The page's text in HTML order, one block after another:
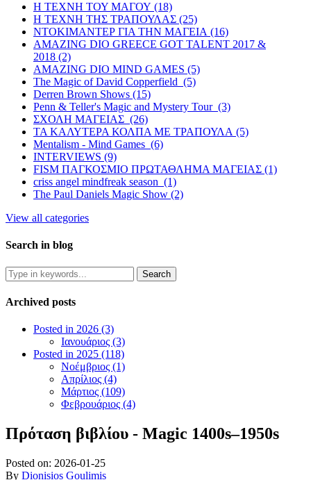
Η ΤΕΧΝΗ ΤΟΥ ΜΑΓΟΥ (18)
Η ΤΕΧΝΗ ΤΗΣ ΤΡΑΠΟΥΛΑΣ (25)
ΝΤΟΚΙΜΑΝΤΕΡ ΓΙΑ ΤΗΝ ΜΑΓΕΙΑ (16)
AMAZING DIO GREECE GOT TALENT 2017 &
2018 (2)
AMAZING DIO MIND GAMES (5)
The Magic of David Copperfield (5)
Derren Brown Shows (15)
Penn & Teller's Magic and Mystery Tour (3)
ΣΧΟΛΗ ΜΑΓΕΙΑΣ (26)
ΤΑ ΚΑΛΥΤΕΡΑ ΚΟΛΠΑ ΜΕ ΤΡΑΠΟΥΛΑ (5)
Mentalism - Mind Games (6)
INTERVIEWS (9)
FISM ΠΑΓΚΟΣΜΙΟ ΠΡΩΤΑΘΛΗΜΑ ΜΑΓΕΙΑΣ (1)
criss angel mindfreak season (1)
The Paul Daniels Magic Show (2)
View all categories
Search in blog
Archived posts
Posted in 2026 (3)
Ιανουάριος (3)
Posted in 2025 (118)
Νοέμβριος (1)
Απρίλιος (4)
Μάρτιος (109)
Φεβρουάριος (4)
Πρόταση βιβλίου - Magic 1400s–1950s
Posted on: 2026-01-25
By Dionisios Goulimis